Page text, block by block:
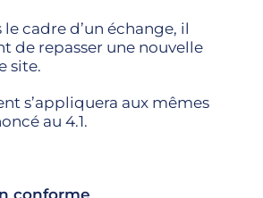
le cadre d’un échange, il
de repasser une nouvelle
site.
s’appliquera aux mêmes
au 4.1.
conforme